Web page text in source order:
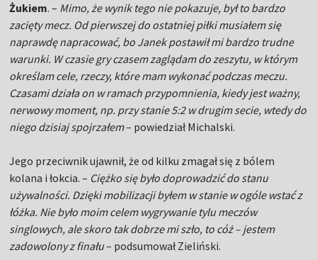
Żukiem. – Mimo, że wynik tego nie pokazuje, był to bardzo
zacięty mecz. Od pierwszej do ostatniej piłki musiałem się
naprawdę napracować, bo Janek postawił mi bardzo trudne
warunki. W czasie gry czasem zaglądam do zeszytu, w którym
określam cele, rzeczy, które mam wykonać podczas meczu.
Czasami działa on w ramach przypomnienia, kiedy jest ważny,
nerwowy moment, np. przy stanie 5:2 w drugim secie, wtedy do
niego dzisiaj spojrzałem– powiedział Michalski.
Jego przeciwnik ujawnił, że od kilku zmagał się z bólem
kolana i łokcia. – Ciężko się było doprowadzić do stanu
używalności. Dzięki mobilizacji byłem w stanie w ogóle wstać z
łóżka. Nie było moim celem wygrywanie tylu meczów
singlowych, ale skoro tak dobrze mi szło, to cóż – jestem
zadowolony z finału– podsumował Zieliński.